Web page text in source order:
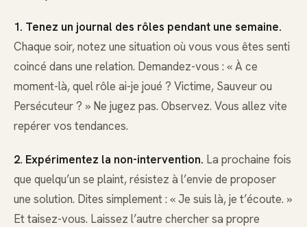
1. Tenez un journal des rôles pendant une semaine.
Chaque soir, notez une situation où vous vous êtes senti
coincé dans une relation. Demandez-vous : « À ce
moment-là, quel rôle ai-je joué ? Victime, Sauveur ou
Persécuteur ? » Ne jugez pas. Observez. Vous allez vite
repérer vos tendances.
2. Expérimentez la non-intervention. La prochaine fois
que quelqu’un se plaint, résistez à l’envie de proposer
une solution. Dites simplement : « Je suis là, je t’écoute. »
Et taisez-vous. Laissez l’autre chercher sa propre